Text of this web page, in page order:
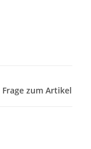
Frage zum Artikel